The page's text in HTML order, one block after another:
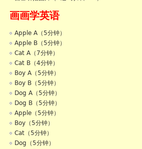
画画学英语
Apple A（5分钟）
Apple B（5分钟）
Cat A（7分钟）
Cat B（4分钟）
Boy A（5分钟）
Boy B（5分钟）
Dog A（5分钟）
Dog B（5分钟）
Apple（5分钟）
Boy（5分钟）
Cat（5分钟）
Dog（5分钟）